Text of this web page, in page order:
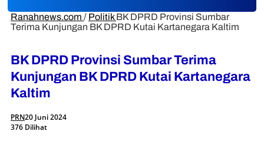
Ranahnews.com / Politik BK DPRD Provinsi Sumbar
Terima Kunjungan BK DPRD Kutai Kartanegara Kaltim
BK DPRD Provinsi Sumbar Terima
Kunjungan BK DPRD Kutai Kartanegara
Kaltim
PRN20 Juni 2024
376 Dilihat